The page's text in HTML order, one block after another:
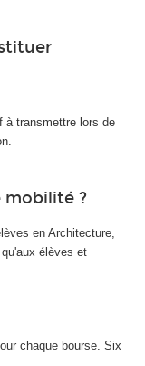
à transmettre lors de
mobilité ?
en Architecture,
élèves et
chaque bourse. Six